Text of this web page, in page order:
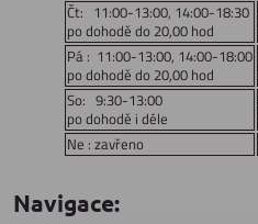
Čt: 11:00-13:00, 14:00-18:30
po dohodě do 20,00 hod
Pá : 11:00-13:00, 14:00-18:00
po dohodě do 20,00 hod
So: 9:30-13:00
po dohodě i déle
Ne : zavřeno
Navigace: